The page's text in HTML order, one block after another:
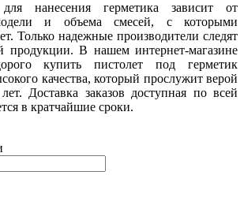
нанесения герметика зависит от
и объема смесей, с которыми
Только надежные производители следят
продукции. В нашем интернет-магазине
купить пистолет под герметик
качества, который прослужит верой
Доставка заказов доступная по всей
в кратчайшие сроки.